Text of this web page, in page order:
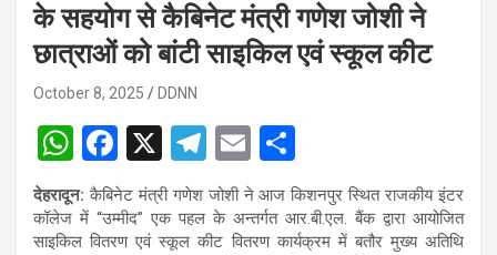
के सहयोग से कैबिनेट मंत्री गणेश जोशी ने
छात्राओं को बांटी साइकिल एवं स्कूल कीट
October 8, 2025 DDNN
W
h
at
F
a
ce
X
T
el
e
E
m
ail
h
ar
देहरादून: कैबिनेट मंत्री गणेश जोशी ने आज किशनपुर स्थित राजकीय इंटर
कॉलेज में “उम्मीद” एक पहल के अन्तर्गत आर.बी.एल. बैंक द्वारा आयोजित
साइकिल वितरण एवं स्कूल कीट वितरण कार्यक्रम में बतौर मुख्य अतिथि